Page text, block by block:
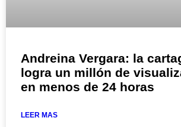
Andreina Vergara: la
logra un millón de
en menos de 24 horas
LEER MAS